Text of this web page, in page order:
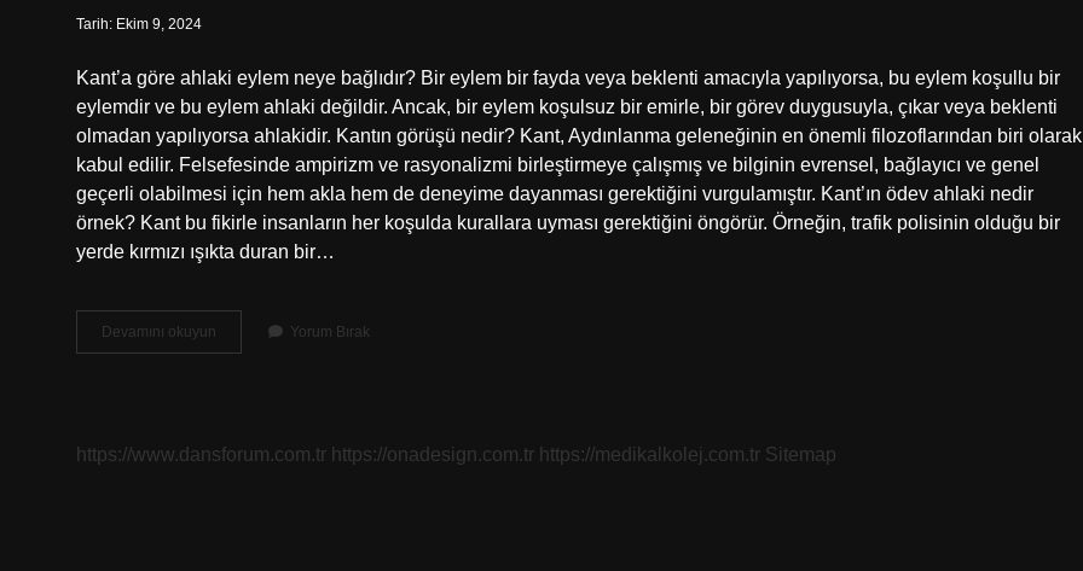
Tarih: Ekim 9, 2024
Kant’a göre ahlaki eylem neye bağlıdır? Bir eylem bir fayda veya beklenti amacıyla yapılıyorsa, bu eylem koşullu bir
eylemdir ve bu eylem ahlaki değildir. Ancak, bir eylem koşulsuz bir emirle, bir görev duygusuyla, çıkar veya beklenti
olmadan yapılıyorsa ahlakidir. Kantın görüşü nedir? Kant, Aydınlanma geleneğinin en önemli filozoflarından biri olarak
kabul edilir. Felsefesinde ampirizm ve rasyonalizmi birleştirmeye çalışmış ve bilginin evrensel, bağlayıcı ve genel
geçerli olabilmesi için hem akla hem de deneyime dayanması gerektiğini vurgulamıştır. Kant’ın ödev ahlaki nedir
örnek? Kant bu fikirle insanların her koşulda kurallara uyması gerektiğini öngörür. Örneğin, trafik polisinin olduğu bir
yerde kırmızı ışıkta duran bir…
Devamını okuyun
Ahlak
Yorum Bırak
https://www.dansforum.com.tr https://onadesign.com.tr https://medikalkolej.com.tr Sitemap